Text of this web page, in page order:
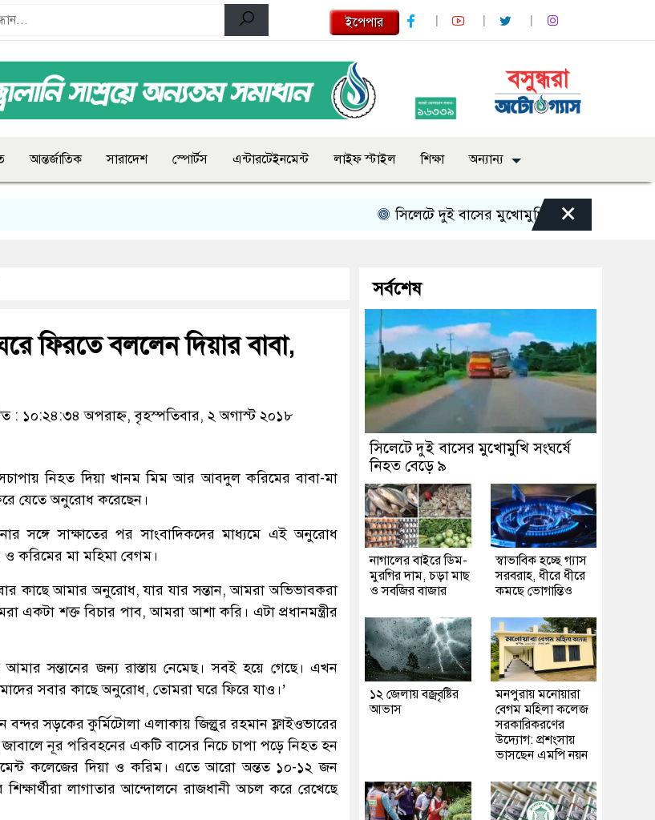
ইপেপার
আন্তর্জাতিক সারাদেশ স্পোর্টস এন্টারটেইনমেন্ট লাইফ স্টাইল শিক্ষা অন্যান্য
সিলেটে দুই বাসের মুখোমুখি সংঘর্ষে নিহত বেড়ে ৯
×
ফিরতে বললেন দিয়ার বাবা,
: ১০:২৪:৩৪ অপরাহ্ন, বৃহস্পতিবার, ২ অগাস্ট ২০১৮
নিহত দিয়া খানম মিম আর আবদুল করিমের বাবা-মা
যেতে অনুরোধ করেছেন।
সঙ্গে সাক্ষাতের পর সাংবাদিকদের মাধ্যমে এই অনুরোধ
ও করিমের মা মহিমা বেগম।
কাছে আমার অনুরোধ, যার যার সন্তান, আমরা অভিভাবকরা
একটা শক্ত বিচার পাব, আমরা আশা করি। এটা প্রধানমন্ত্রীর
সন্তানের জন্য রাস্তায় নেমেছ। সবই হয়ে গেছে। এখন
সবার কাছে অনুরোধ, তোমরা ঘরে ফিরে যাও।’
বন্দর সড়কের কুর্মিটোলা এলাকায় জিল্লুর রহমান ফ্লাইওভারের
নূর পরিবহনের একটি বাসের নিচে চাপা পড়ে নিহত হন
কলেজের দিয়া ও করিম। এতে আরো অন্তত ১০-১২ জন
লাগাতার আন্দোলনে রাজধানী অচল করে রেখেছে
সর্বশেষ
সিলেটে দুই বাসের মুখোমুখি সংঘর্ষে
নিহত বেড়ে ৯
নাগালের বাইরে ডিম-
মুরগির দাম, চড়া মাছ
ও সবজির বাজার
স্বাভাবিক হচ্ছে গ্যাস
সরবরাহ, ধীরে ধীরে
কমছে ভোগান্তিও
১২ জেলায় বজ্রবৃষ্টির
আভাস
মনপুরায় মনোয়ারা
বেগম মহিলা কলেজ
সরকারিকরণের
উদ্যোগ: প্রশংসায়
ভাসছেন এমপি নয়ন